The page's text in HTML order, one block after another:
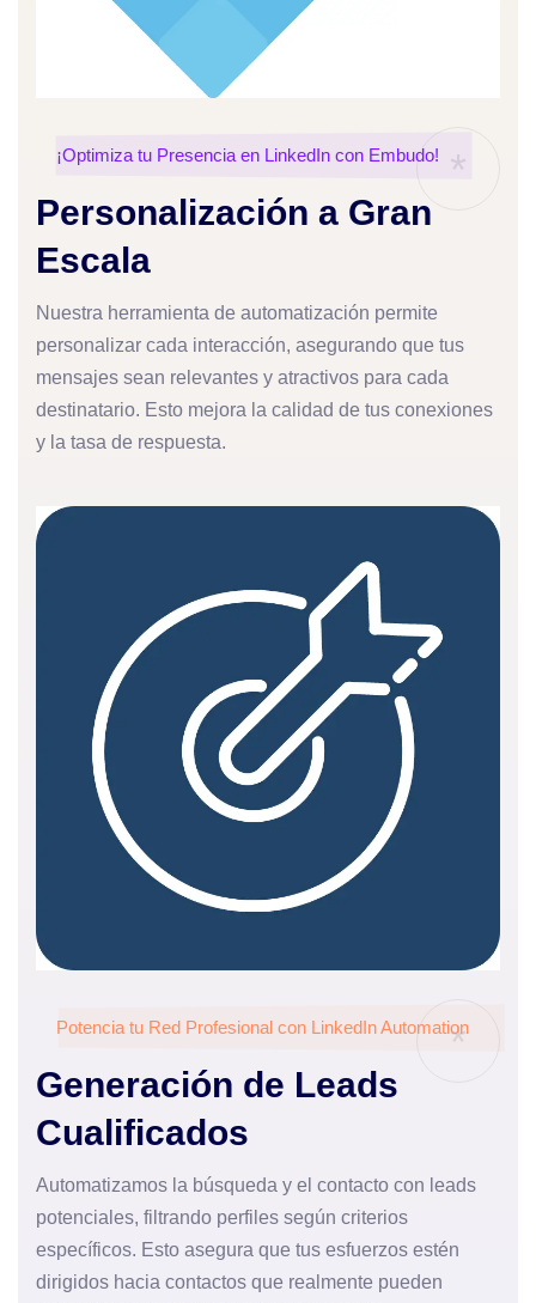
*
¡Optimiza tu Presencia en LinkedIn con Embudo!
Personalización a Gran
Escala
Nuestra herramienta de automatización permite
personalizar cada interacción, asegurando que tus
mensajes sean relevantes y atractivos para cada
destinatario. Esto mejora la calidad de tus conexiones
y la tasa de respuesta.
*
Potencia tu Red Profesional con LinkedIn Automation
Generación de Leads
Cualificados
Automatizamos la búsqueda y el contacto con leads
potenciales, filtrando perfiles según criterios
específicos. Esto asegura que tus esfuerzos estén
dirigidos hacia contactos que realmente pueden